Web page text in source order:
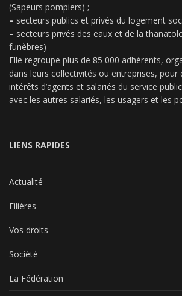
(Sapeurs pompiers) ;
– secteurs publics et privés du logement
– secteurs privés des eaux et de la
funèbres)
Elle regroupe plus de 85 000 adhérents,
dans leurs collectivités ou entreprises, pour
intérêts d’agents et salariés du service
avec les autres salariés, les usagers et les
LIENS RAPIDES
Actualité
Filières
Vos droits
Société
La Fédération